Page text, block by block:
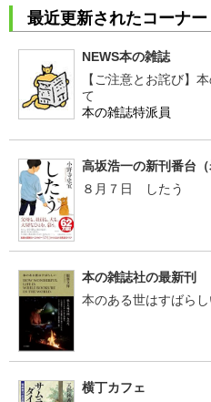
最近更新されたコーナー
NEWS本の雑誌
【ご注意とお詫び】
て
本の雑誌特派員
高坂浩一の新刊番台（
８月７日 したう
本の雑誌社の最新刊
本のある世はすばら
横丁カフェ